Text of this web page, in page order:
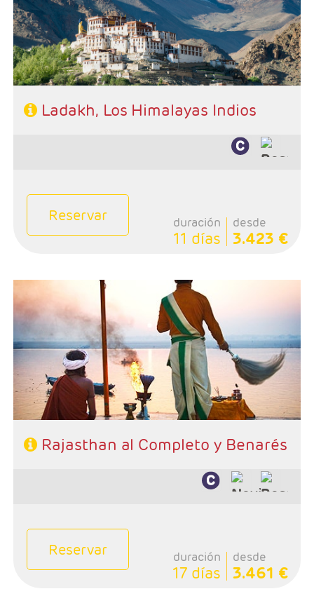
- Régimen: Media pensión
- A destacar: Se necesita visado.
Ladakh, Los Himalayas Indios
Reservar duración
11 días
desde
3.423 €
- Salidas: Sábados
- Ruta: 1 noches Delhi, 1 Shekavati, 1 Bikaner, 2
Jaisalmer, 1 Jodhpur, 2 Udaipur, 2 Jaipur, 1 Agra, 2
Benares y 2 Delhi
- Categoría hotelera: PRIMERA o SUPERIOR
- Régimen: Media Pensión
- A destacar: Se necesita Visado.
Rajasthan al Completo y Benarés
Reservar duración
17 días
desde
3.461 €